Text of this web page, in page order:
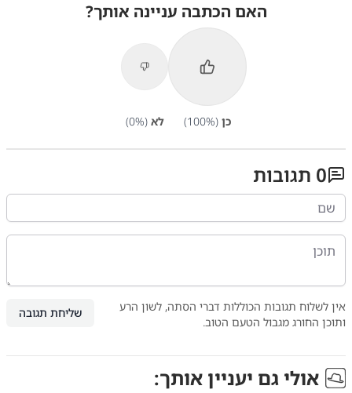
האם הכתבה עניינה אותך?
כן (
100%) לא (
0%)
0 תגובות
אין לשלוח תגובות הכוללות דברי הסתה, לשון הרע
ותוכן החורג מגבול הטעם הטוב.
שליחת תגובה
אולי גם יעניין אותך: